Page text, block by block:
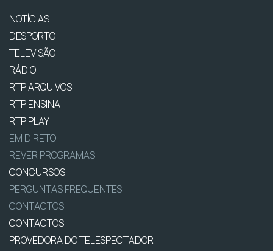
NOTÍCIAS
DESPORTO
TELEVISÃO
RÁDIO
RTP ARQUIVOS
RTP ENSINA
RTP PLAY
EM DIRETO
REVER PROGRAMAS
CONCURSOS
PERGUNTAS FREQUENTES
CONTACTOS
CONTACTOS
PROVEDORA DO TELESPECTADOR